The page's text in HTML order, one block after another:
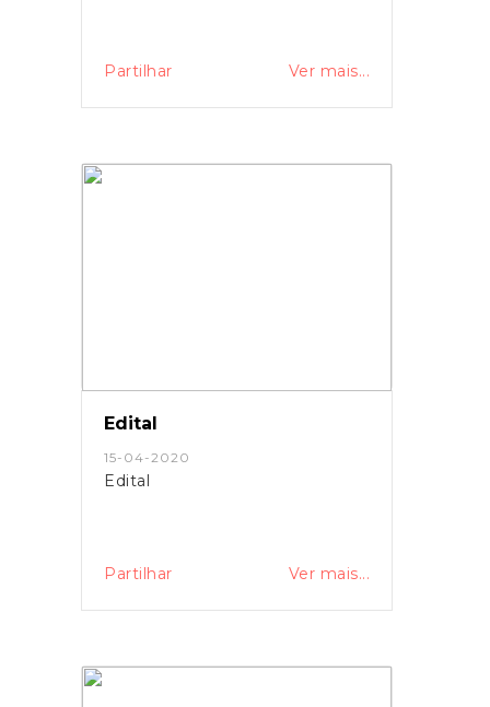
Partilhar Ver mais...
Edital
15-04-2020
Edital
Partilhar Ver mais...